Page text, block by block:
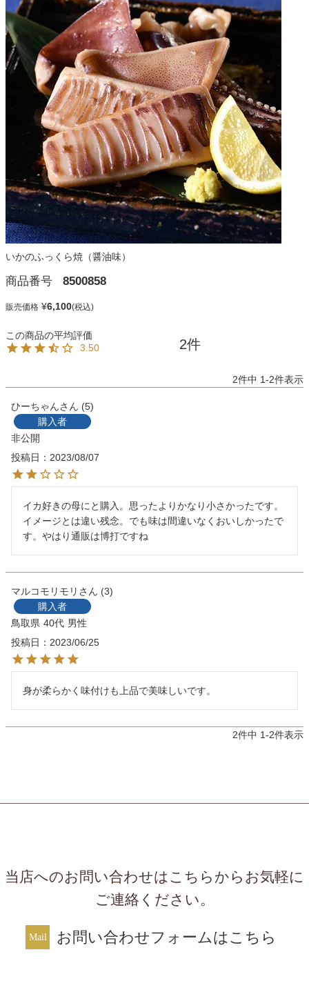
いかのふっくら焼（醤油味）
商品番号 8500858
販売価格 ¥6,100
3.50 2
2件中 1-2件表示
ひーちゃん
5
購入者
非公開
投稿日
2023/08/07
イカ好きの母にと購入。思ったよりかなり小さかったです。
イメージとは違い残念。でも味は間違いなくおいしかったで
す。やはり通販は博打ですね
マルコモリモリ
3
購入者
鳥取県 40代 男性
投稿日
2023/06/25
身が柔らかく味付けも上品で美味しいです。
2件中 1-2件表示
当店へのお問い合わせはこちらからお気軽に
ご連絡ください。
お問い合わせフォームはこちら